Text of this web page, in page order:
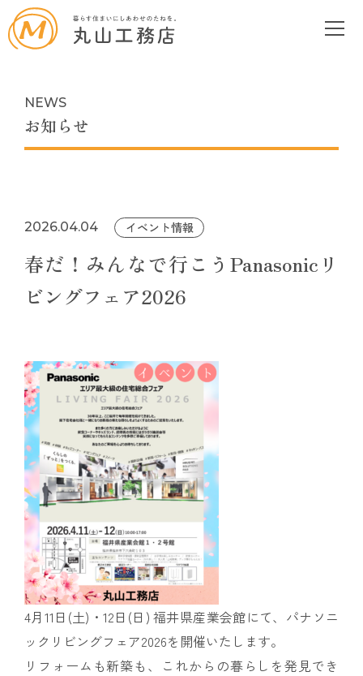
NEWS
お知らせ
2026.04.04 イベント情報
春だ！みんなで行こうPanasonicリ
ビングフェア2026
4月11日(土)・12日(日) 福井県産業会館にて、パナソニ
ックリビングフェア2026を開催いたします。
リフォームも新築も、これからの暮らしを発見でき